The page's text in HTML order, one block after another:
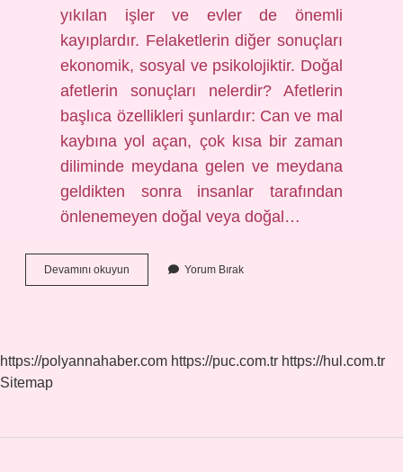
yıkılan işler ve evler de önemli
kayıplardır. Felaketlerin diğer sonuçları
ekonomik, sosyal ve psikolojiktir. Doğal
afetlerin sonuçları nelerdir? Afetlerin
başlıca özellikleri şunlardır: Can ve mal
kaybına yol açan, çok kısa bir zaman
diliminde meydana gelen ve meydana
geldikten sonra insanlar tarafından
önlenemeyen doğal veya doğal…
Devamını okuyun
Afetlerin
Yorum Bırak
https://polyannahaber.com https://puc.com.tr https://hul.com.tr
Sitemap